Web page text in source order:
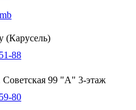
(Карусель)
88
99 "А" 3-этаж
80